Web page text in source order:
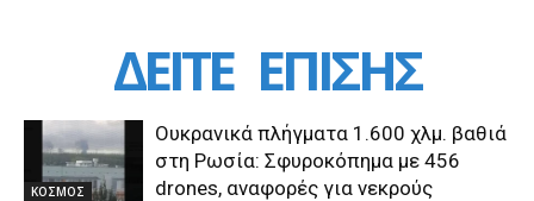
ΔΕΙΤΕ ΕΠΙΣΗΣ
ΚΟΣΜΟΣ
Ουκρανικά πλήγματα 1.600 χλμ. βαθιά
στη Ρωσία: Σφυροκόπημα με 456
drones, αναφορές για νεκρούς